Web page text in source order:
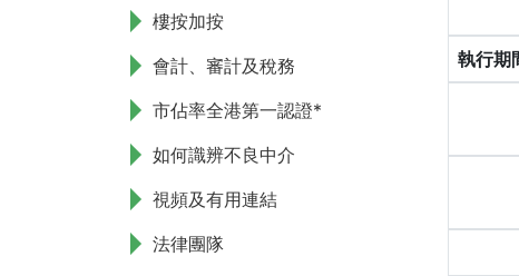
樓按加按
會計、審計及稅務
市佔率全港第一認證*
如何識辨不良中介
視頻及有用連結
法律團隊
執行期